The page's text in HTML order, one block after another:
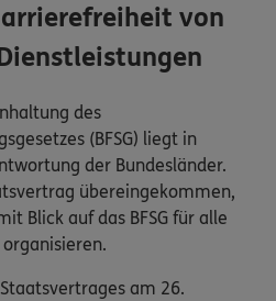
von
des
(BFSG) liegt in
der Bundesländer.
übereingekommen,
Blick auf das BFSG für alle
am 26.